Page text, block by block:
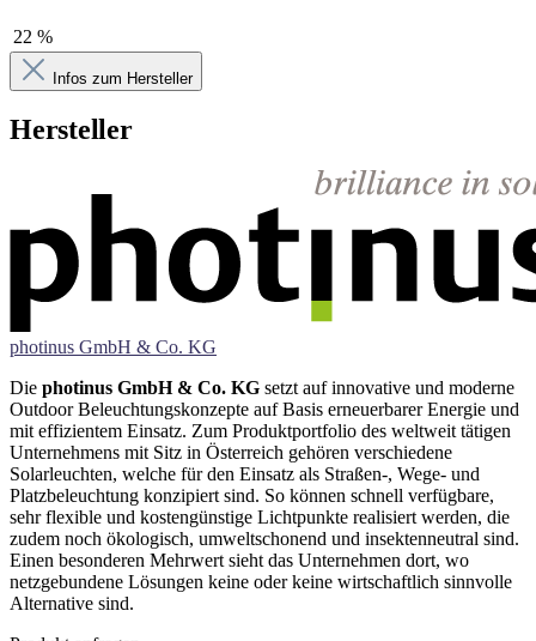
22 %
Infos zum Hersteller
Hersteller
photinus GmbH & Co. KG
Die photinus GmbH & Co. KG setzt auf innovative und moderne
Outdoor Beleuchtungskonzepte auf Basis erneuerbarer Energie und
mit effizientem Einsatz. Zum Produktportfolio des weltweit tätigen
Unternehmens mit Sitz in Österreich gehören verschiedene
Solarleuchten, welche für den Einsatz als Straßen-, Wege- und
Platzbeleuchtung konzipiert sind. So können schnell verfügbare,
sehr flexible und kostengünstige Lichtpunkte realisiert werden, die
zudem noch ökologisch, umweltschonend und insektenneutral sind.
Einen besonderen Mehrwert sieht das Unternehmen dort, wo
netzgebundene Lösungen keine oder keine wirtschaftlich sinnvolle
Alternative sind.